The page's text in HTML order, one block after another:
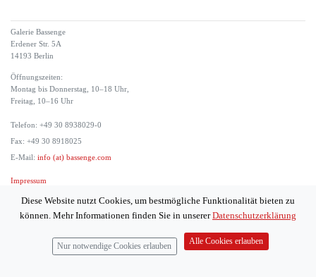
Galerie Bassenge
Erdener Str. 5A
14193 Berlin
Öffnungszeiten:
Montag bis Donnerstag, 10–18 Uhr,
Freitag, 10–16 Uhr
Telefon: +49 30 8938029-0
Fax: +49 30 8918025
E-Mail: info (at) bassenge.com
Impressum
© 2026 Galerie Gerda Bassenge
Diese Website nutzt Cookies, um bestmögliche Funktionalität bieten zu
können. Mehr Informationen finden Sie in unsererDatenschutzerklärung
Nur notwendige Cookies erlauben
Alle Cookies erlauben